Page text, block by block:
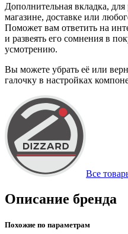
Дополнительная вкладка,
магазине, доставке или
Поможет вам ответить на
и развеять его сомнения в
усмотрению.
Вы можете убрать её или
галочку в настройках
Все
Описание бренда
Похожие по параметрам